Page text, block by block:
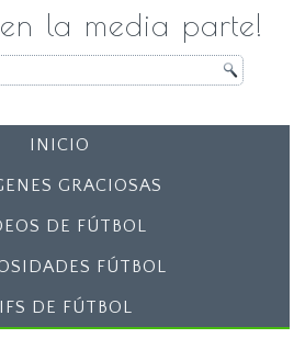
en la media parte!
INICIO
GRACIOSAS
DE FÚTBOL
FÚTBOL
DE FÚTBOL